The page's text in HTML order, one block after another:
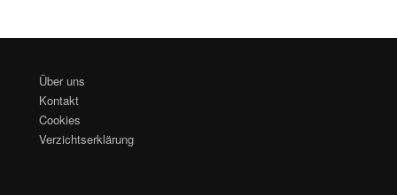
Über uns
Kontakt
Cookies
Verzichtserklärung